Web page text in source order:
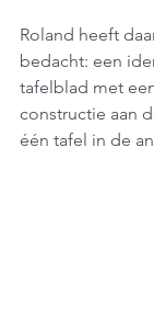
Roland heeft
bedacht: een
tafelblad met
constructie aan
één tafel in de